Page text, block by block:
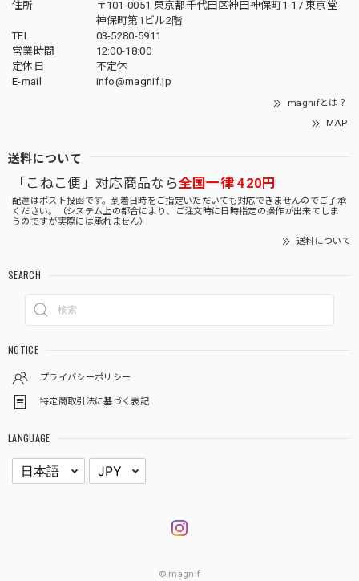
住所
〒101-0051 東京都千代田区神田神保町1-17 東京堂
神保町第1ビル2階
TEL
03-5280-5911
営業時間
12:00-18:00
定休日
不定休
E-mail
info@magnif.jp
magnifとは？
MAP
送料について
「こねこ便」対応商品なら全国一律 420円
配達はポスト投函です。到着日時をご指定いただいても対応できませんのでご了承
ください。（システム上の都合により、ご注文時に日時指定の操作が出来てしま
うのですが実際には承れません）
送料について
SEARCH
NOTICE
プライバシーポリシー
特定商取引法に基づく表記
LANGUAGE
© magnif